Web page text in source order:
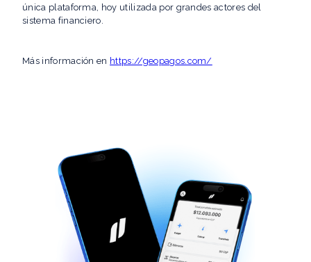
única plataforma, hoy utilizada por grandes actores del
sistema financiero.
Más información en https://geopagos.com/